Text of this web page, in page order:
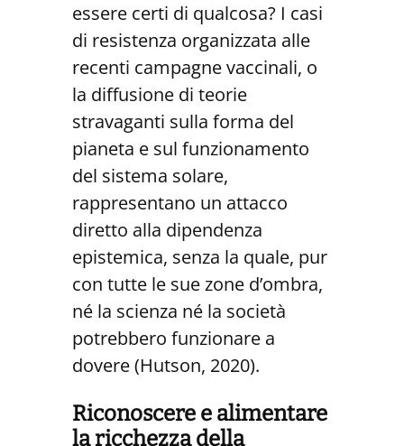
essere certi di qualcosa? I casi
di resistenza organizzata alle
recenti campagne vaccinali, o
la diffusione di teorie
stravaganti sulla forma del
pianeta e sul funzionamento
del sistema solare,
rappresentano un attacco
diretto alla dipendenza
epistemica, senza la quale, pur
con tutte le sue zone d’ombra,
né la scienza né la società
potrebbero funzionare a
dovere (Hutson, 2020).
Riconoscere e alimentare
la ricchezza della